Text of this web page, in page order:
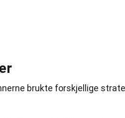
brukte forskjellige